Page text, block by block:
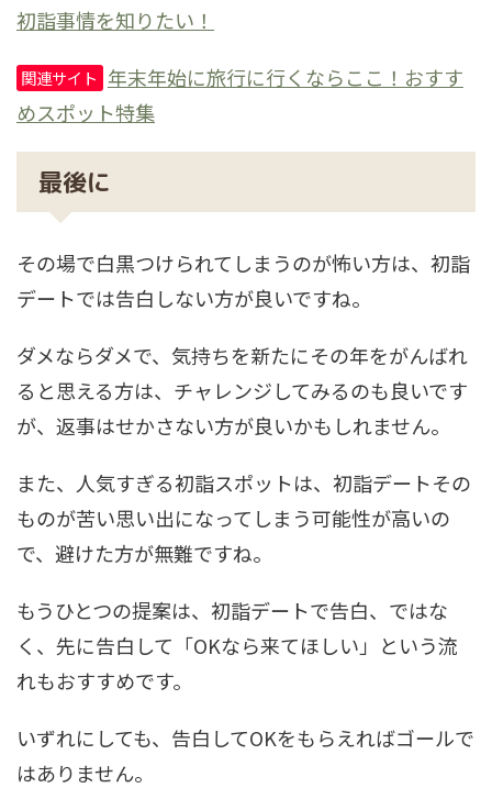
初詣事情を知りたい！
関連サイト 年末年始に旅行に行くならここ！おすす
めスポット特集
最後に
その場で白黒つけられてしまうのが怖い方は、初詣
デートでは告白しない方が良いですね。
ダメならダメで、気持ちを新たにその年をがんばれ
ると思える方は、チャレンジしてみるのも良いです
が、返事はせかさない方が良いかもしれません。
また、人気すぎる初詣スポットは、初詣デートその
ものが苦い思い出になってしまう可能性が高いの
で、避けた方が無難ですね。
もうひとつの提案は、初詣デートで告白、ではな
く、先に告白して「OKなら来てほしい」という流
れもおすすめです。
いずれにしても、告白してOKをもらえればゴールで
はありません。